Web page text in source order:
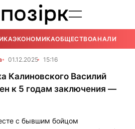
ЭКОНОМИКАОБЩЕСТВОАНАЛИТИКА
01.12.2025 15:16
Калиновского Василий
к 5 годам заключения —
с бывшим бойцом